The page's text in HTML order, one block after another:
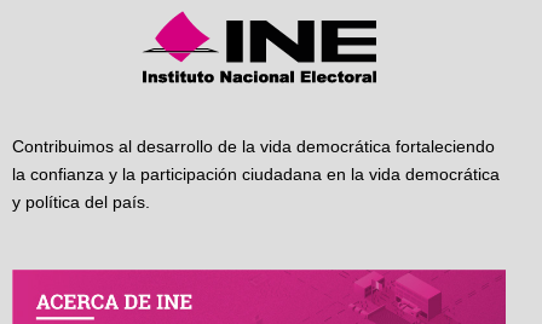
Contribuimos al desarrollo de la vida democrática fortaleciendo
la confianza y la participación ciudadana en la vida democrática
y política del país.